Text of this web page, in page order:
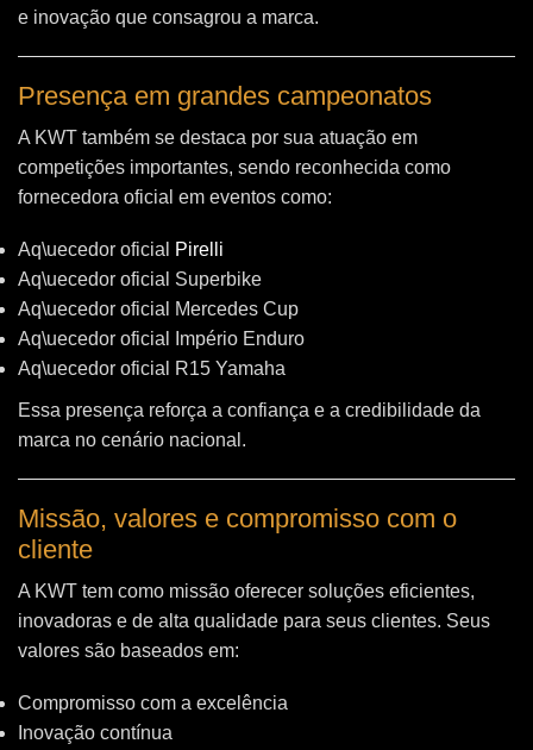
e inovação que consagrou a marca.
Presença em grandes campeonatos
A KWT também se destaca por sua atuação em
competições importantes, sendo reconhecida como
fornecedora oficial em eventos como:
Aq\uecedor oficial
Pirelli
Aq\uecedor oficial Superbike
Aq\uecedor oficial Mercedes Cup
Aq\uecedor oficial Império Enduro
Aq\uecedor oficial R15 Yamaha
Essa presença reforça a confiança e a credibilidade da
marca no cenário nacional.
Missão, valores e compromisso com o
cliente
A KWT tem como missão oferecer soluções eficientes,
inovadoras e de alta qualidade para seus clientes. Seus
valores são baseados em:
Compromisso com a excelência
Inovação contínua